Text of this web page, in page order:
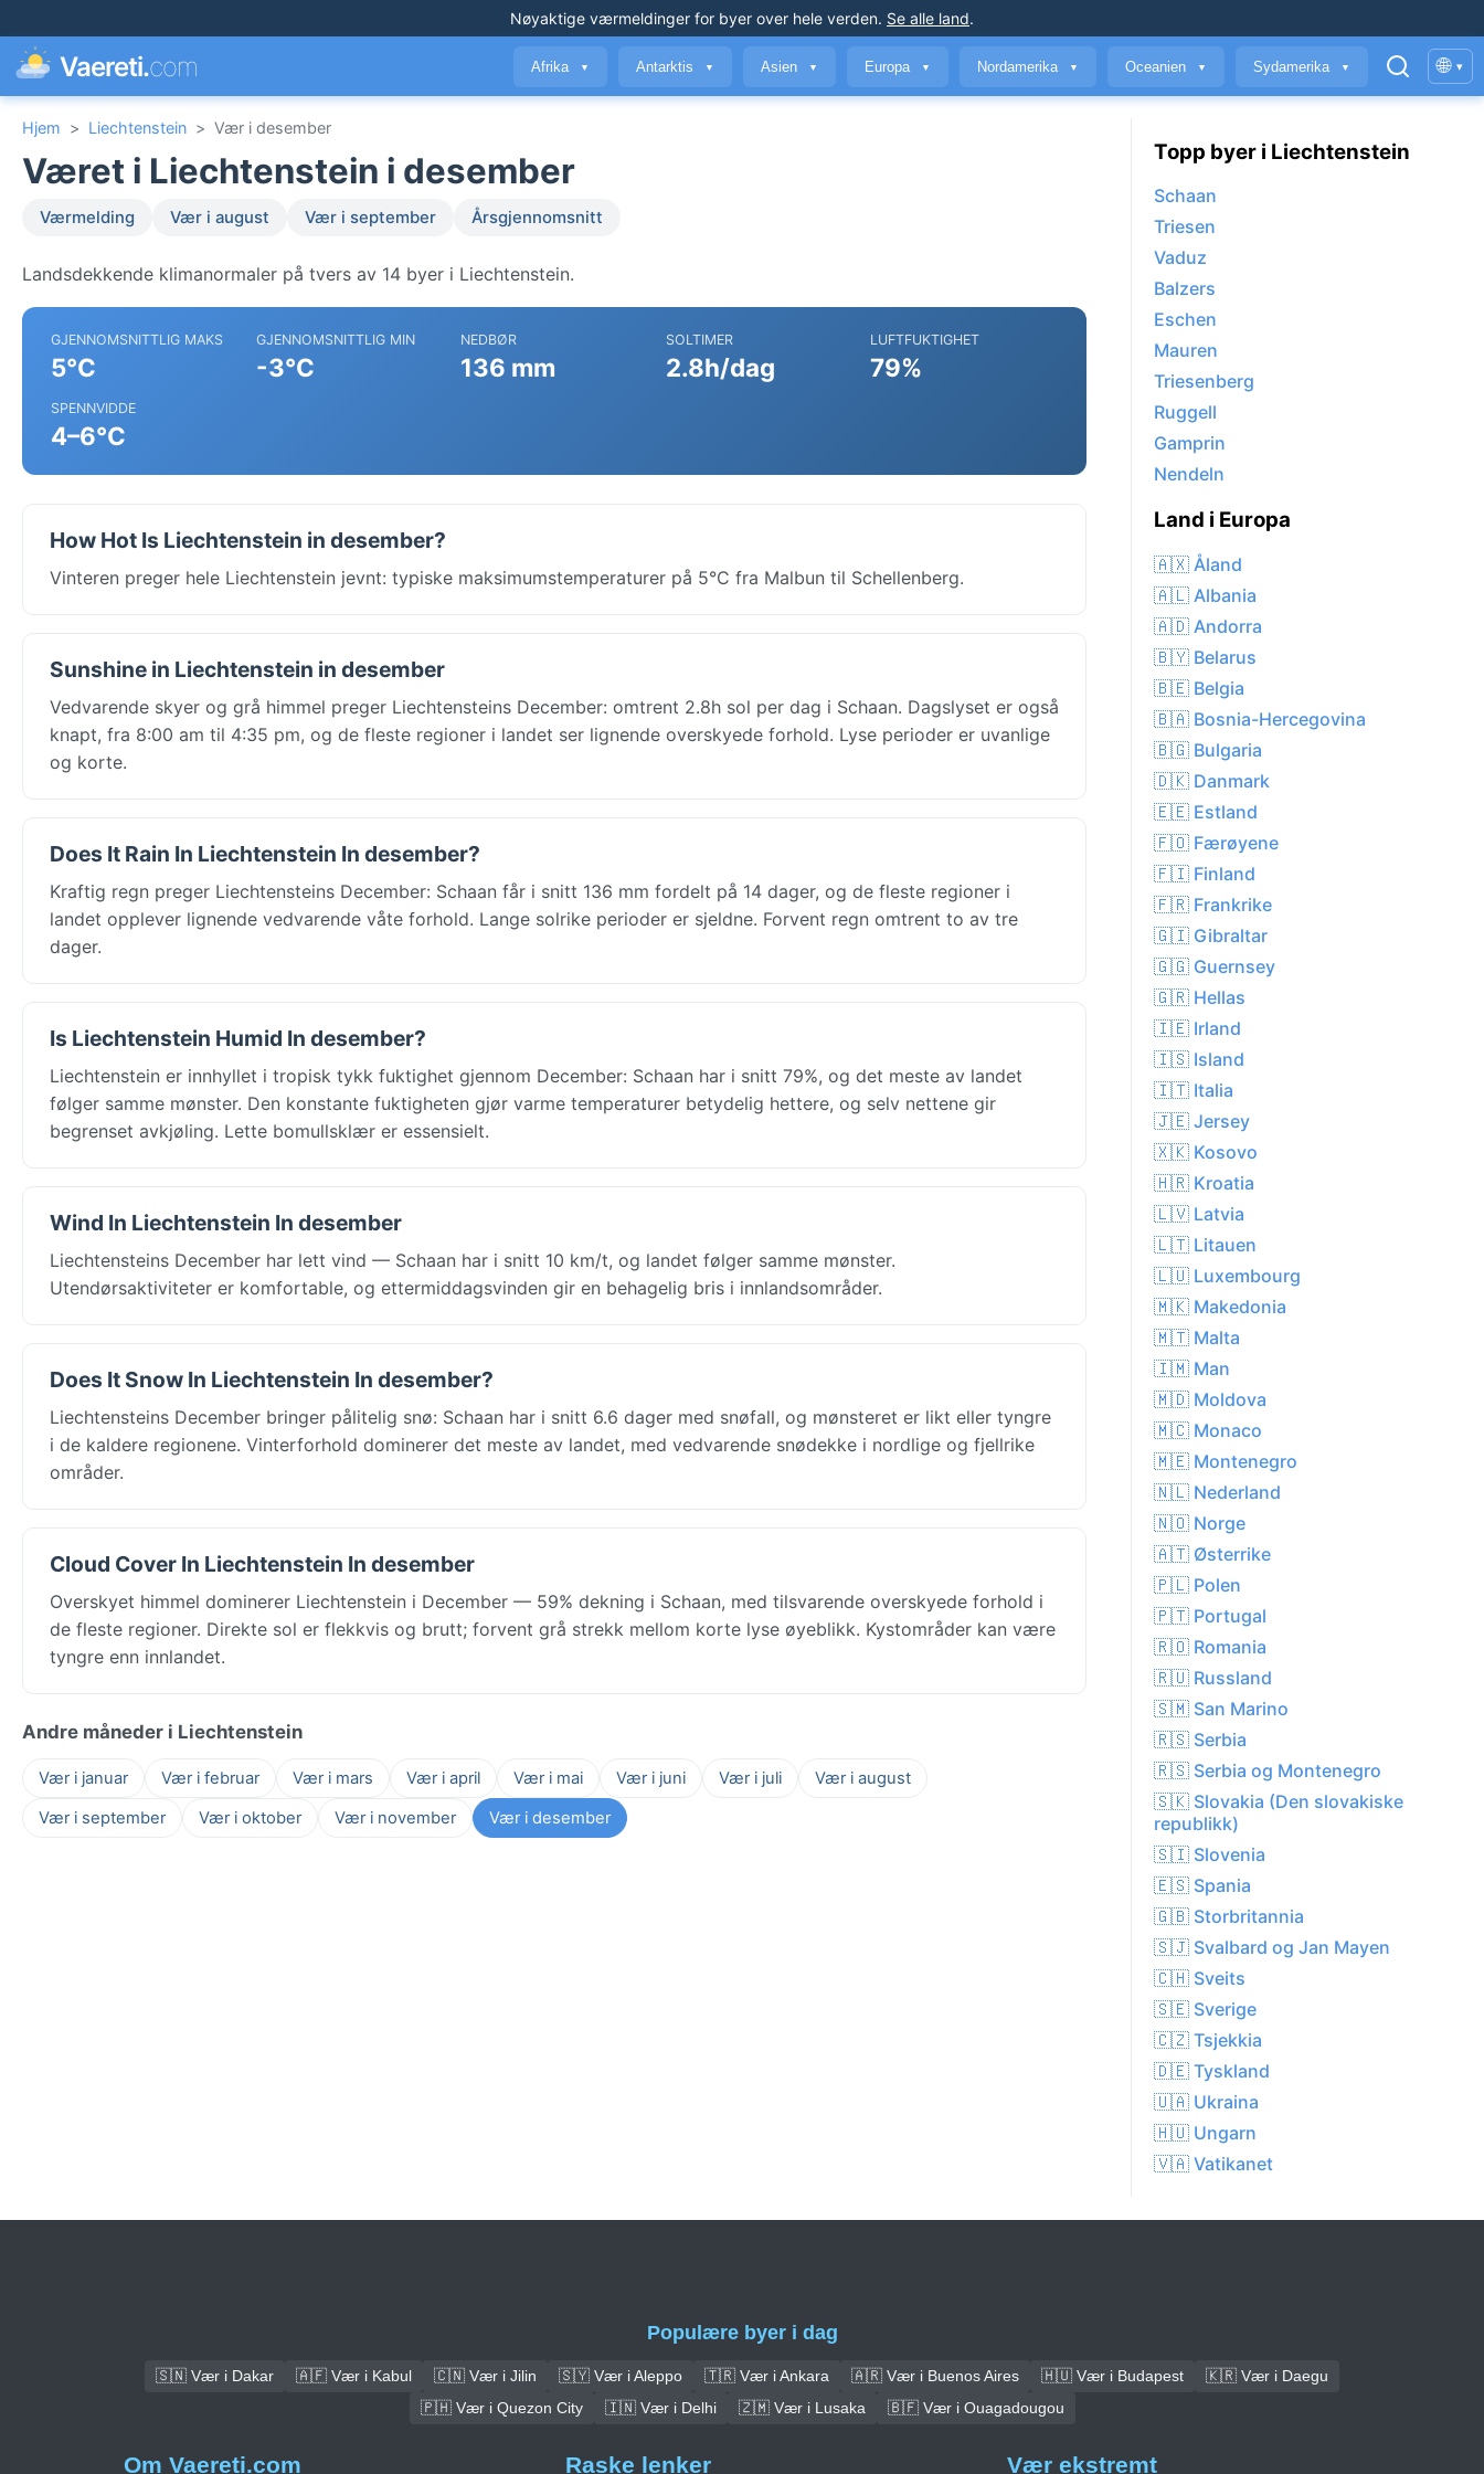
Nøyaktige værmeldinger for byer over hele verden. Se alle land.
Vaereti.com Afrika ▼ Antarktis ▼ Asien ▼ Europa ▼ Nordamerika ▼ Oceanien ▼ Sydamerika ▼ 🌐 ▾
Hjem > Liechtenstein > Vær i desember
Været i Liechtenstein i desember
Værmelding Vær i august Vær i september Årsgjennomsnitt
Landsdekkende klimanormaler på tvers av 14 byer i Liechtenstein.
GJENNOMSNITTLIG MAKS
5°C
GJENNOMSNITTLIG MIN
-3°C
NEDBØR
136 mm
SOLTIMER
2.8h/dag
LUFTFUKTIGHET
79%
SPENNVIDDE
4–6°C
How Hot Is Liechtenstein in desember?
Vinteren preger hele Liechtenstein jevnt: typiske maksimumstemperaturer på 5°C fra Malbun til Schellenberg.
Sunshine in Liechtenstein in desember
Vedvarende skyer og grå himmel preger Liechtensteins December: omtrent 2.8h sol per dag i Schaan. Dagslyset er også
knapt, fra 8:00 am til 4:35 pm, og de fleste regioner i landet ser lignende overskyede forhold. Lyse perioder er uvanlige
og korte.
Does It Rain In Liechtenstein In desember?
Kraftig regn preger Liechtensteins December: Schaan får i snitt 136 mm fordelt på 14 dager, og de fleste regioner i
landet opplever lignende vedvarende våte forhold. Lange solrike perioder er sjeldne. Forvent regn omtrent to av tre
dager.
Is Liechtenstein Humid In desember?
Liechtenstein er innhyllet i tropisk tykk fuktighet gjennom December: Schaan har i snitt 79%, og det meste av landet
følger samme mønster. Den konstante fuktigheten gjør varme temperaturer betydelig hettere, og selv nettene gir
begrenset avkjøling. Lette bomullsklær er essensielt.
Wind In Liechtenstein In desember
Liechtensteins December har lett vind — Schaan har i snitt 10 km/t, og landet følger samme mønster.
Utendørsaktiviteter er komfortable, og ettermiddagsvinden gir en behagelig bris i innlandsområder.
Does It Snow In Liechtenstein In desember?
Liechtensteins December bringer pålitelig snø: Schaan har i snitt 6.6 dager med snøfall, og mønsteret er likt eller tyngre
i de kaldere regionene. Vinterforhold dominerer det meste av landet, med vedvarende snødekke i nordlige og fjellrike
områder.
Cloud Cover In Liechtenstein In desember
Overskyet himmel dominerer Liechtenstein i December — 59% dekning i Schaan, med tilsvarende overskyede forhold i
de fleste regioner. Direkte sol er flekkvis og brutt; forvent grå strekk mellom korte lyse øyeblikk. Kystområder kan være
tyngre enn innlandet.
Andre måneder i Liechtenstein
Vær i januar Vær i februar Vær i mars Vær i april Vær i mai Vær i juni Vær i juli
Vær i august
Vær i september
Vær i oktober Vær i november Vær i desember
Topp byer i Liechtenstein
Schaan
Triesen
Vaduz
Balzers
Eschen
Mauren
Triesenberg
Ruggell
Gamprin
Nendeln
Land i Europa
🇦🇽 Åland
🇦🇱 Albania
🇦🇩 Andorra
🇧🇾 Belarus
🇧🇪 Belgia
🇧🇦 Bosnia-Hercegovina
🇧🇬 Bulgaria
🇩🇰 Danmark
🇪🇪 Estland
🇫🇴 Færøyene
🇫🇮 Finland
🇫🇷 Frankrike
🇬🇮 Gibraltar
🇬🇬 Guernsey
🇬🇷 Hellas
🇮🇪 Irland
🇮🇸 Island
🇮🇹 Italia
🇯🇪 Jersey
🇽🇰 Kosovo
🇭🇷 Kroatia
🇱🇻 Latvia
🇱🇹 Litauen
🇱🇺 Luxembourg
🇲🇰 Makedonia
🇲🇹 Malta
🇮🇲 Man
🇲🇩 Moldova
🇲🇨 Monaco
🇲🇪 Montenegro
🇳🇱 Nederland
🇳🇴 Norge
🇦🇹 Østerrike
🇵🇱 Polen
🇵🇹 Portugal
🇷🇴 Romania
🇷🇺 Russland
🇸🇲 San Marino
🇷🇸 Serbia
🇷🇸 Serbia og Montenegro
🇸🇰 Slovakia (Den slovakiske
republikk)
🇸🇮 Slovenia
🇪🇸 Spania
🇬🇧 Storbritannia
🇸🇯 Svalbard og Jan Mayen
🇨🇭 Sveits
🇸🇪 Sverige
🇨🇿 Tsjekkia
🇩🇪 Tyskland
🇺🇦 Ukraina
🇭🇺 Ungarn
🇻🇦 Vatikanet
Populære byer i dag
🇸🇳 Vær i Dakar 🇦🇫 Vær i Kabul 🇨🇳 Vær i Jilin 🇸🇾 Vær i Aleppo 🇹🇷 Vær i Ankara 🇦🇷 Vær i Buenos Aires 🇭🇺 Vær i Budapest
🇰🇷 Vær i Daegu
🇵🇭 Vær i Quezon City
🇮🇳 Vær i Delhi 🇿🇲 Vær i Lusaka 🇧🇫 Vær i Ouagadougou
Om Vaereti.com Raske lenker Vær ekstremt